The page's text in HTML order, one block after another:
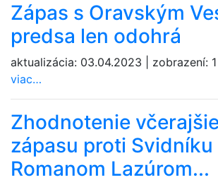
Zápas s Oravským
predsa len odohrá
aktualizácia: 03.04.2023 zobrazení:
viac…
Zhodnotenie
zápasu proti
Romanom Lazúrom...